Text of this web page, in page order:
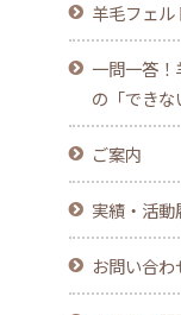
羊毛フェ
一問一答！
の「でき
ご案内
実績・活
お問い合わ